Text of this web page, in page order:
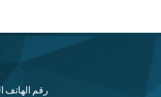
رقم الهاتف